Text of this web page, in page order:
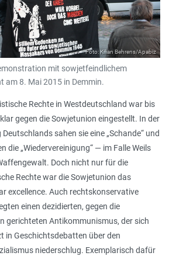
Foto: Kilian Behrens/Apabiz
mit sowjetfeindlichem
am 8. Mai 2015 in Demmin.
Rechte in Westdeutschland war bis
gegen die Sowjetunion eingestellt. In der
sahen sie eine „Schande“ und
die „Wiedervereinigung“ — im Falle Weils
Doch nicht nur für die
Rechte war die Sowjetunion das
excellence. Auch rechtskonservative
einen dezidierten, gegen die
gerichteten Antikommunismus, der sich
in Geschichtsdebatten über den
niederschlug. Exemplarisch dafür